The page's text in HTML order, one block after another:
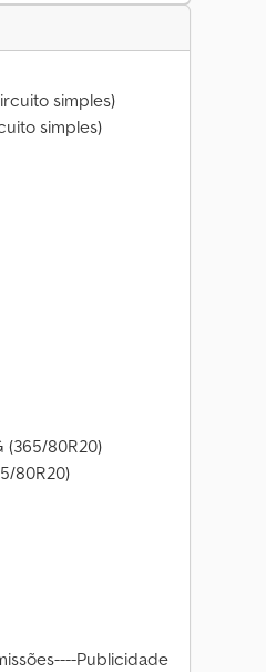
simples)
simples)
(365/80R20)
80R20)
Publicidade